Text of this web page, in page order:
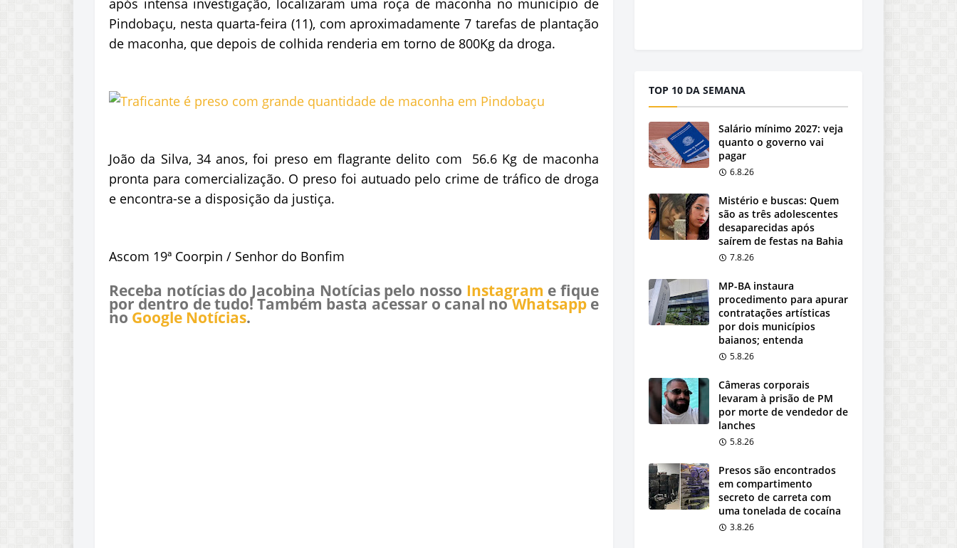
após intensa investigação, localizaram uma roça de maconha no município de
Pindobaçu, nesta quarta-feira (11), com aproximadamente 7 tarefas de plantação
de maconha, que depois de colhida renderia em torno de 800Kg da droga.
João da Silva, 34 anos, foi preso em flagrante delito com 56.6 Kg de maconha
pronta para comercialização. O preso foi autuado pelo crime de tráfico de droga
e encontra-se a disposição da justiça.
Ascom 19ª Coorpin / Senhor do Bonfim
Receba notícias do Jacobina Notícias pelo nosso Instagram e fique
por dentro de tudo! Também basta acessar o canal noWhatsappe
no Google Notícias.
TOP 10 DA SEMANA
Salário mínimo 2027: veja
quanto o governo vai
pagar
6.8.26
Mistério e buscas: Quem
são as três adolescentes
desaparecidas após
saírem de festas na Bahia
7.8.26
MP-BA instaura
procedimento para apurar
contratações artísticas
por dois municípios
baianos; entenda
5.8.26
Câmeras corporais
levaram à prisão de PM
por morte de vendedor de
lanches
5.8.26
Presos são encontrados
em compartimento
secreto de carreta com
uma tonelada de cocaína
3.8.26